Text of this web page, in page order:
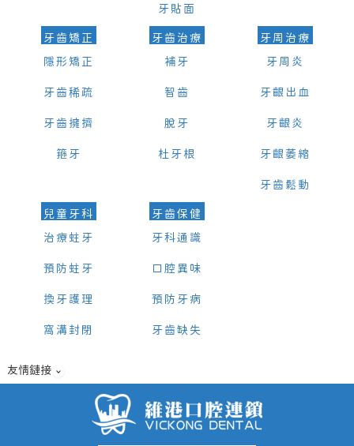
牙貼面
牙齒矯正
隱形矯正
牙齒稀疏
牙齒擁擠
箍牙
牙齒治療
補牙
智齒
脫牙
杜牙根
牙周治療
牙周炎
牙齦出血
牙齦炎
牙齦萎縮
牙齒鬆動
兒童牙科
治療蛀牙
預防蛀牙
換牙護理
窩溝封閉
牙齒保健
牙科通識
口腔異味
預防牙病
牙齒缺失
友情鏈接